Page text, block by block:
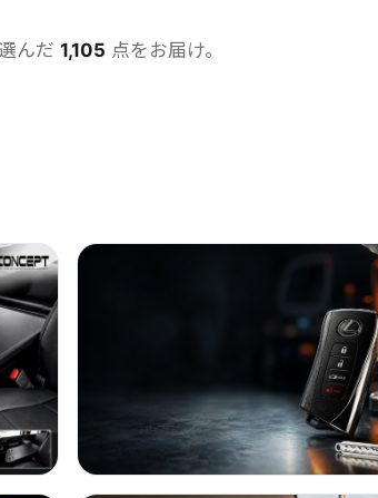
んだ 1,105 点をお届け。